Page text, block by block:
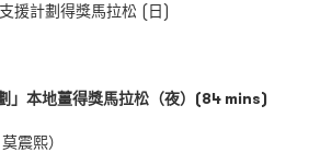
援計劃得獎馬拉松 (日)
」本地薑得獎馬拉松（夜）(84 mins)
震熙）